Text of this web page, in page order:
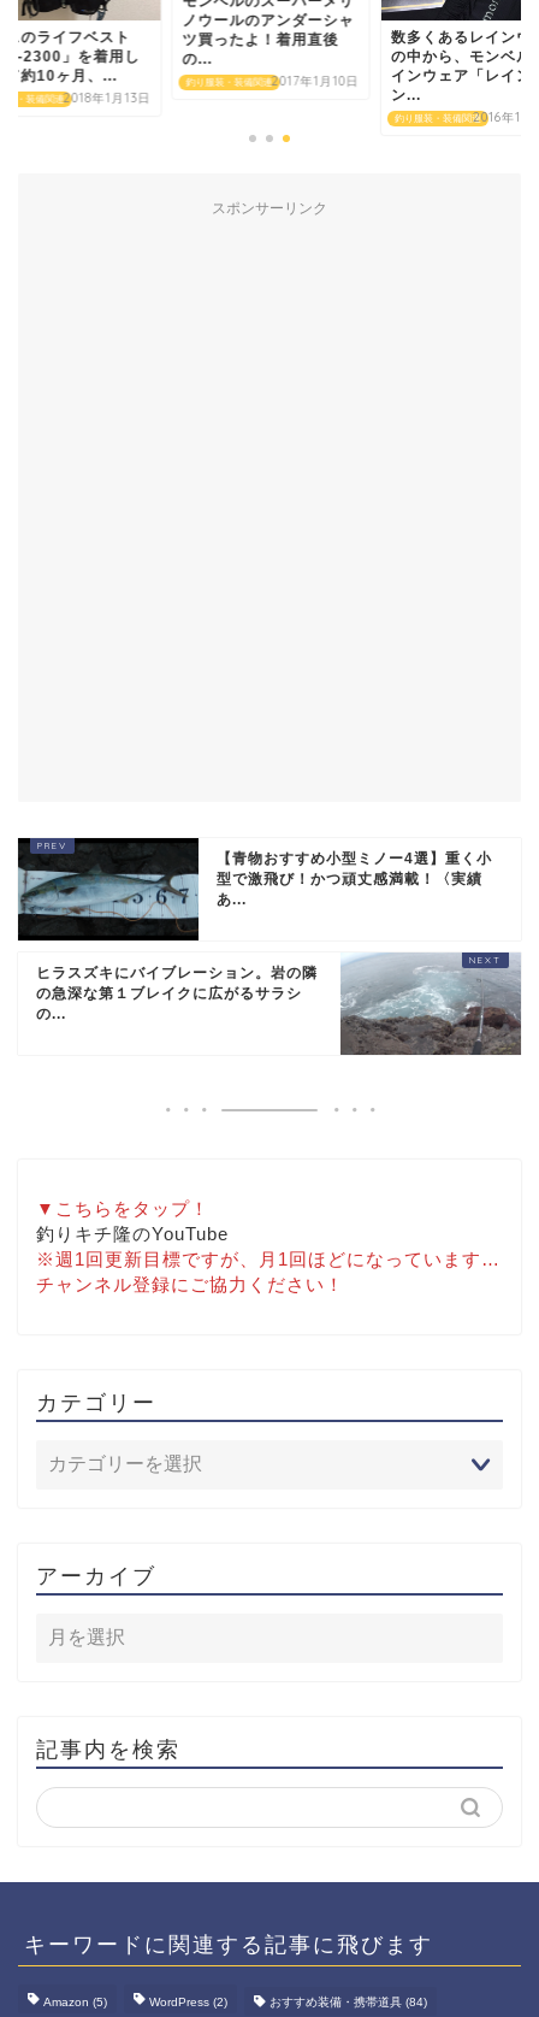
装・装備関連
スのライフベスト
2300」を着用し
て約10ヶ月、...
2018年1月13日
釣り服装・装備関連
ノウールのアンダーシャ
ツ買ったよ！着用直後
の...
2017年1月10日
釣り服装・装備関連
数多くあるレインウ
の中から、モンベル
インウェア「レイン
ン...
2016年10
スポンサーリンク
【青物おすすめ小型ミノー4選】重く小
型で激飛び！かつ頑丈感満載！〈実績
あ...
ヒラスズキにバイブレーション。岩の隣
の急深な第１ブレイクに広がるサラシ
の...
▼こちらをタップ！
釣りキチ隆のYouTube
※週1回更新目標ですが、月1回ほどになっています…
チャンネル登録にご協力ください！
カテゴリー
アーカイブ
記事内を検索
キーワードに関連する記事に飛びます
Amazon (5) WordPress (2) おすすめ装備・携帯道具 (84)